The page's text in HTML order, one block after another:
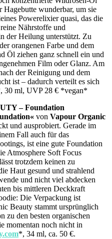
Hagebutte wunderbar, um sie
Powerelixier quasi, das die
Nährstoffe und
der Heilung unterstützt. Zu
orangenen Farbe und dem
Öl ziehen ganz schnell ein und
Film oder Glanz. Am
der Reinigung und dem
ist – dadurch verteilt es sich
30 ml, UVP 28 € *vegan*
– Foundation
von Vapour Organic
und ausprobiert. Gerade im
Fall auch für das
ist eine gute Foundation
Atmosphere Soft Focus
trotzdem keinen zu
Haut gesund und strahlend
und nicht viel abdecken
bis mittleren Deckkraft
Die Verpackung ist
Beauty stammt ursprünglich
zu den besten organischen
momentan noch nicht in
*, 34 ml, ca. 50 €.